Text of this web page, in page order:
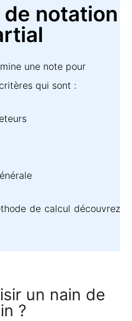
notation
une note pour
qui sont :
de calcul découvrez
un nain de
?